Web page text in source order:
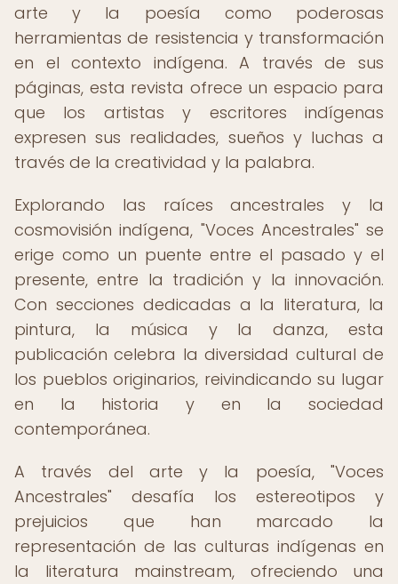
arte y la poesía como poderosas
herramientas de resistencia y transformación
en el contexto indígena. A través de sus
páginas, esta revista ofrece un espacio para
que los artistas y escritores indígenas
expresen sus realidades, sueños y luchas a
través de la creatividad y la palabra.
Explorando las raíces ancestrales y la
cosmovisión indígena, "Voces Ancestrales" se
erige como un puente entre el pasado y el
presente, entre la tradición y la innovación.
Con secciones dedicadas a la literatura, la
pintura, la música y la danza, esta
publicación celebra la diversidad cultural de
los pueblos originarios, reivindicando su lugar
en la historia y en la sociedad
contemporánea.
A través del arte y la poesía, "Voces
Ancestrales" desafía los estereotipos y
prejuicios que han marcado la
representación de las culturas indígenas en
la literatura mainstream, ofreciendo una